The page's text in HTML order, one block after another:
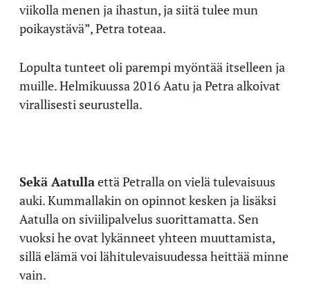
viikolla menen ja ihastun, ja siitä tulee mun
poikaystävä”, Petra toteaa.
Lopulta tunteet oli parempi myöntää itselleen ja
muille. Helmikuussa 2016 Aatu ja Petra alkoivat
virallisesti seurustella.
Sekä Aatullaettä Petralla on vielä tulevaisuus
auki. Kummallakin on opinnot kesken ja lisäksi
Aatulla on siviilipalvelus suorittamatta. Sen
vuoksi he ovat lykänneet yhteen muuttamista,
sillä elämä voi lähitulevaisuudessa heittää minne
vain.